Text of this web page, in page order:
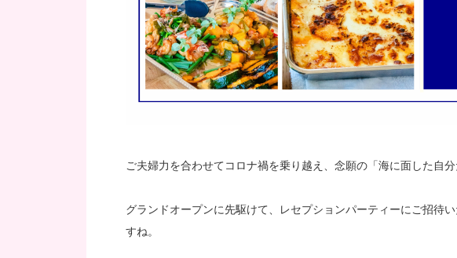
ご夫婦力を合わせてコロナ禍を乗り越え、念願の「海に面した自
グランドオープンに先駆けて、レセプションパーティーにご招待
すね。